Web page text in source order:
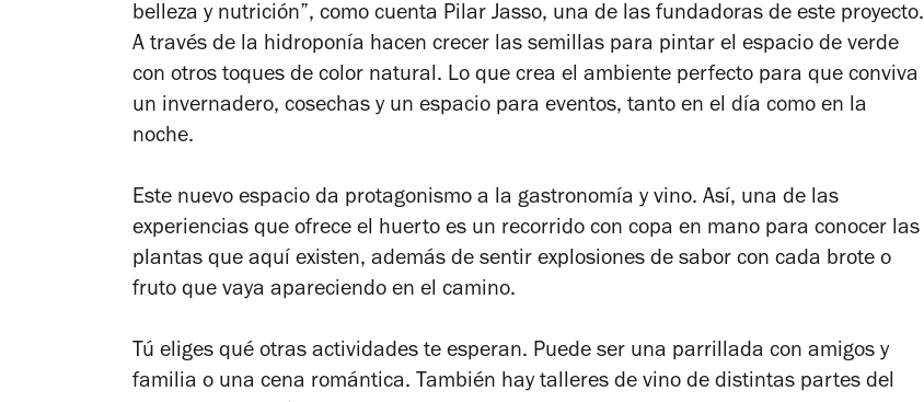
belleza y nutrición”, como cuenta Pilar Jasso, una de las fundadoras de este proyecto.
A través de la hidroponía hacen crecer las semillas para pintar el espacio de verde
con otros toques de color natural. Lo que crea el ambiente perfecto para que conviva
un invernadero, cosechas y un espacio para eventos, tanto en el día como en la
noche.
Este nuevo espacio da protagonismo a la gastronomía y vino. Así, una de las
experiencias que ofrece el huerto es un recorrido con copa en mano para conocer las
plantas que aquí existen, además de sentir explosiones de sabor con cada brote o
fruto que vaya apareciendo en el camino.
Tú eliges qué otras actividades te esperan. Puede ser una parrillada con amigos y
familia o una cena romántica. También hay talleres de vino de distintas partes del